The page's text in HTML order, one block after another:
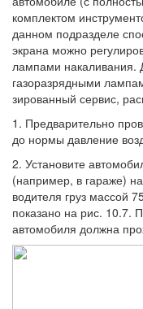
комплектом
данном подразделе
экрана можно
лампами накаливания.
газоразряд­ными
зированный сервис,
1. Предварительно
до нормы давле­ние
2. Установите
(например, в гараже)
водителя груз массой
показано на рис. 10.7.
автомобиля должна